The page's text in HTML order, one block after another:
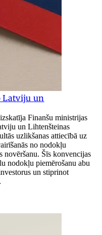
Latviju un
Finanšu ministrijas
un Lihtenšteinas
uzlikšanas attiecībā uz
no nodokļu
novēršanu. Šīs konvencijas
nodokļu piemērošanu abu
un stiprinot